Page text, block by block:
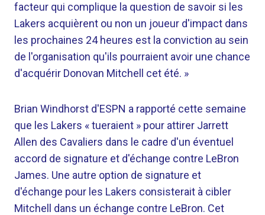
facteur qui complique la question de savoir si les
Lakers acquièrent ou non un joueur d'impact dans
les prochaines 24 heures est la conviction au sein
de l'organisation qu'ils pourraient avoir une chance
d'acquérir Donovan Mitchell cet été. »
Brian Windhorst d'ESPN a rapporté cette semaine
que les Lakers « tueraient » pour attirer Jarrett
Allen des Cavaliers dans le cadre d'un éventuel
accord de signature et d'échange contre LeBron
James. Une autre option de signature et
d'échange pour les Lakers consisterait à cibler
Mitchell dans un échange contre LeBron. Cet